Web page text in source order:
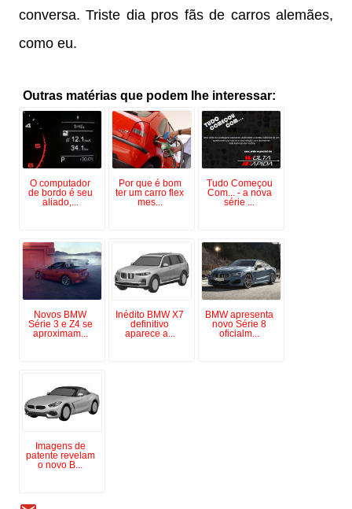
conversa. Triste dia pros fãs de carros alemães,
como eu.
Outras matérias que podem lhe interessar:
O computador
de bordo é seu
aliado,...
Por que é bom
ter um carro flex
mes...
Tudo Começou
Com... - a nova
série ...
Novos BMW
Série 3 e Z4 se
aproximam...
Inédito BMW X7
definitivo
aparece a...
BMW apresenta
novo Série 8
oficialm...
Imagens de
patente revelam
o novo B...